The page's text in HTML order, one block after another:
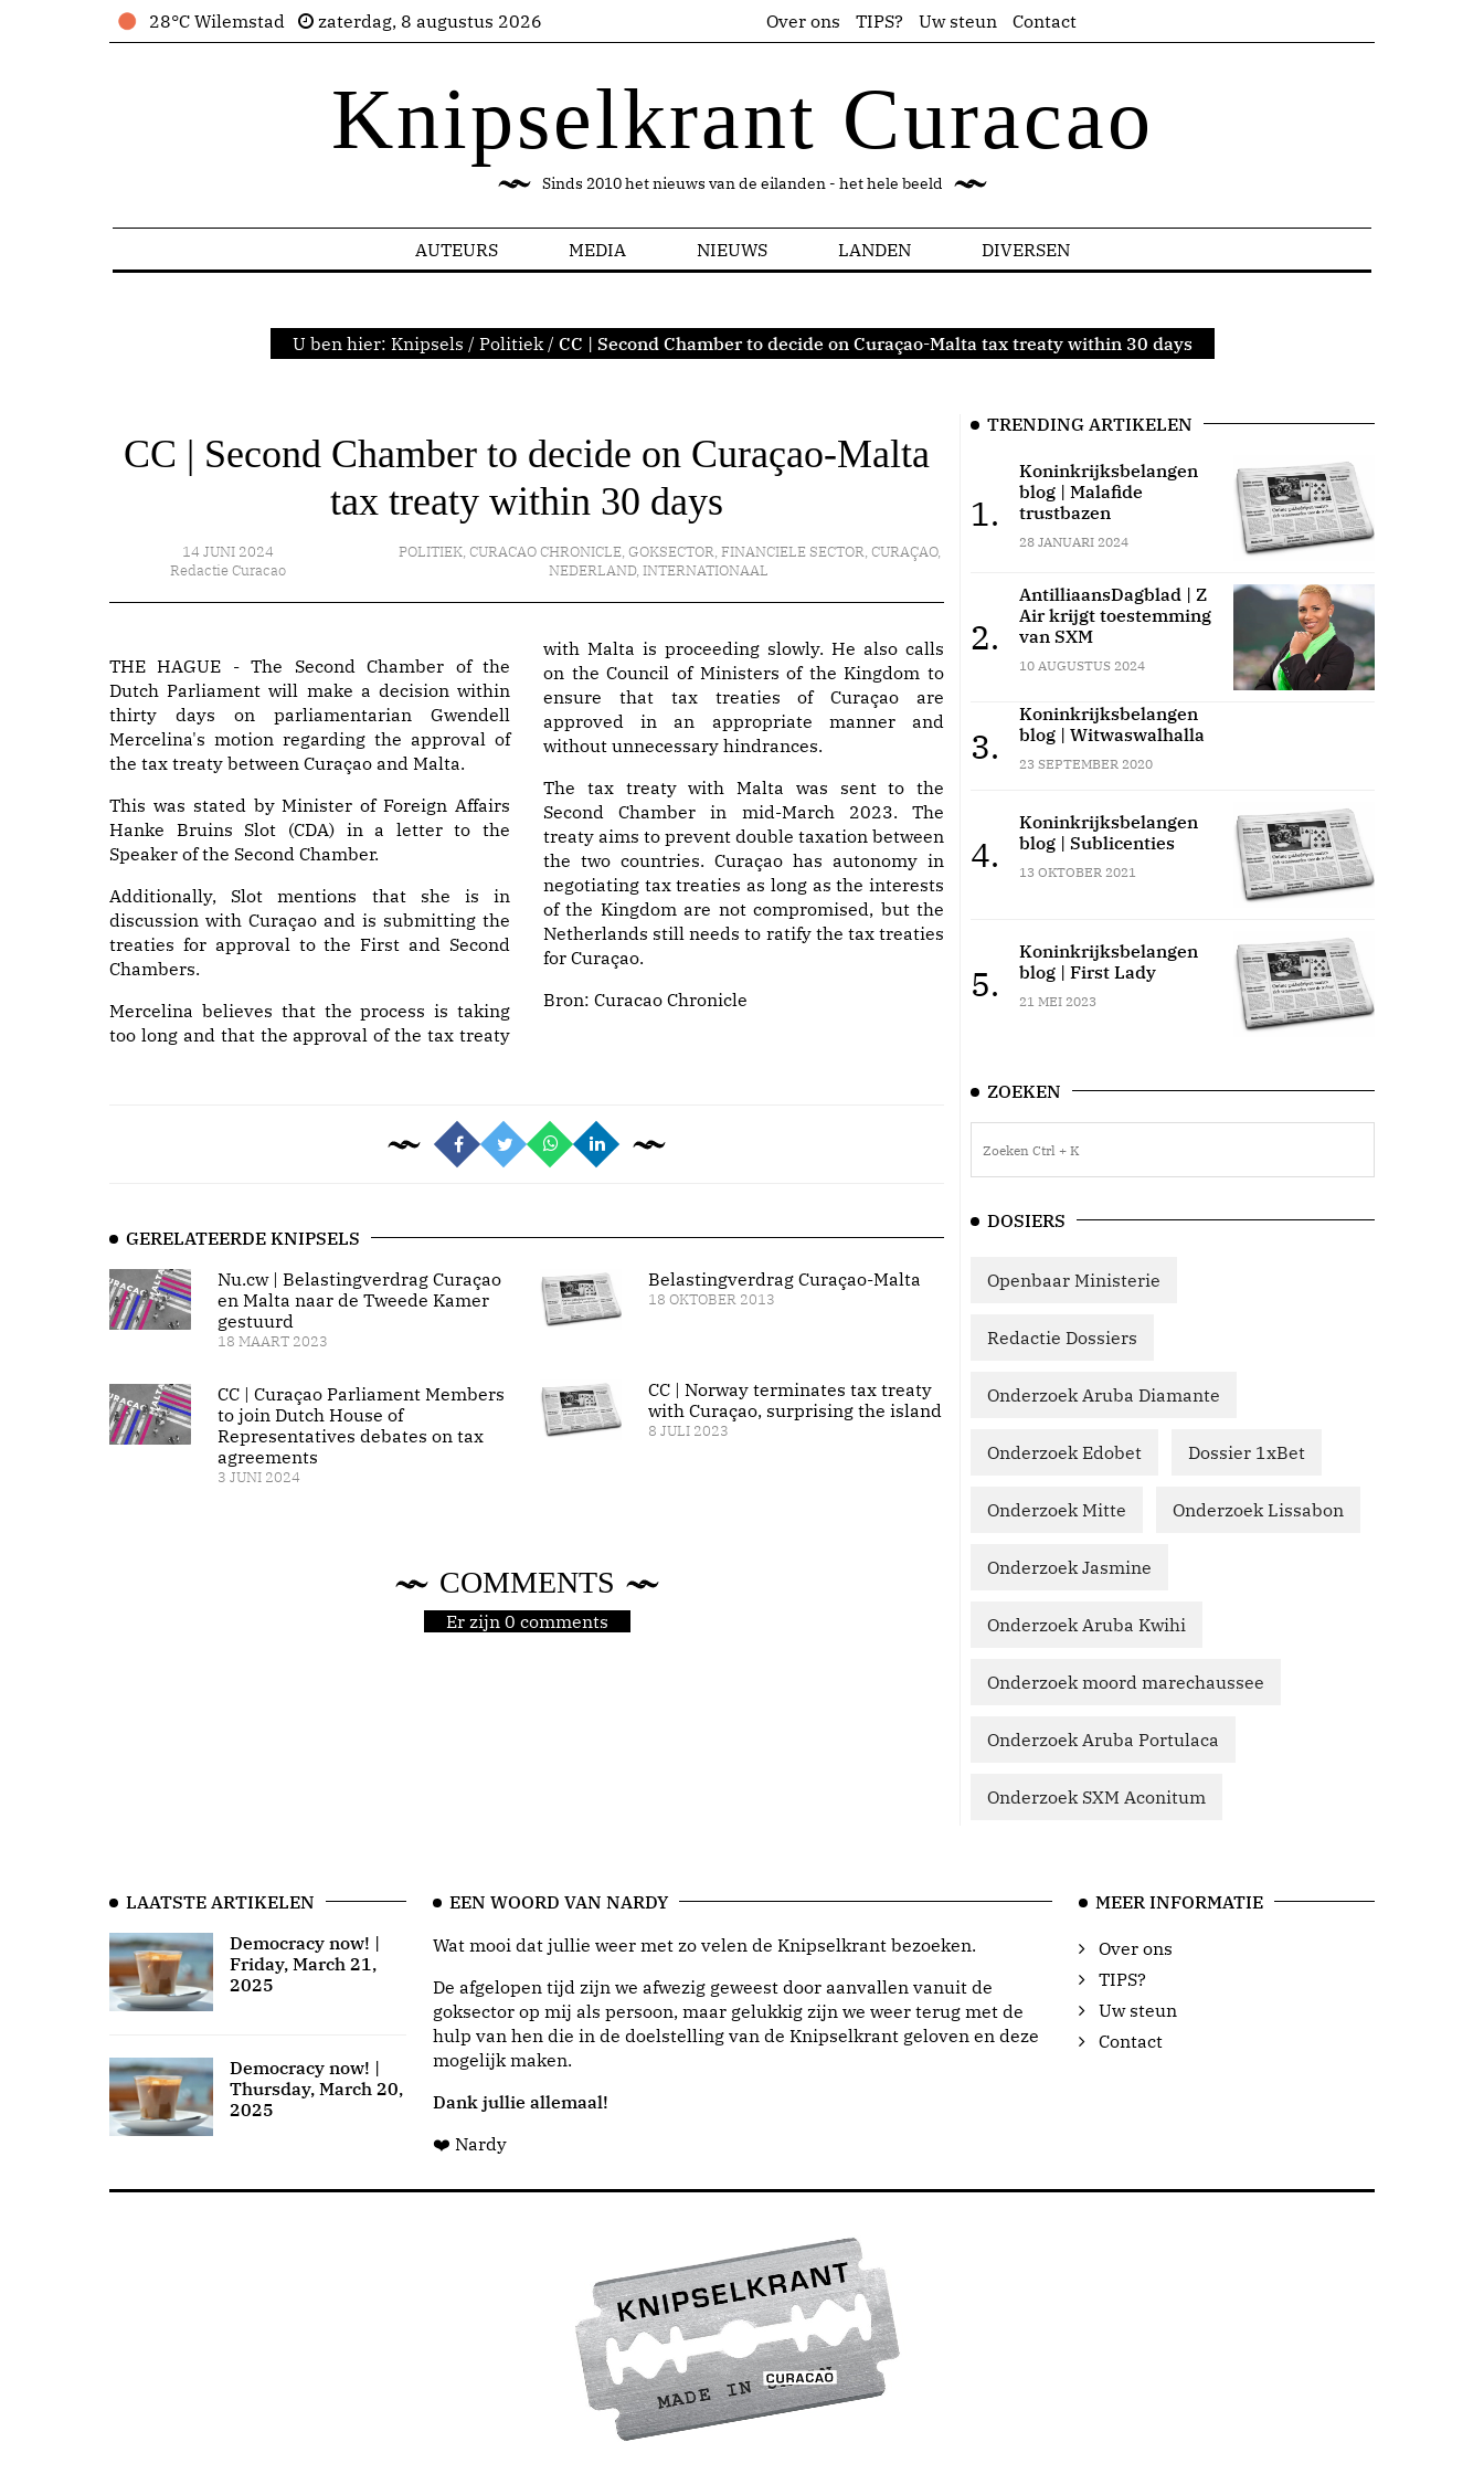
28°C Wilemstad zaterdag, 8 augustus 2026 Over ons TIPS? Uw steun Contact
Knipselkrant Curacao
Sinds 2010 het nieuws van de eilanden - het hele beeld
AUTEURS MEDIA NIEUWS LANDEN DIVERSEN
U ben hier: Knipsels / Politiek / CC | Second Chamber to decide on Curaçao-Malta tax treaty within 30 days
CC | Second Chamber to decide on Curaçao-Malta
tax treaty within 30 days
14 JUNI 2024
Redactie Curacao
POLITIEK,CURACAO CHRONICLE,GOKSECTOR,FINANCIELE SECTOR,CURAÇAO,
NEDERLAND,INTERNATIONAAL
THE HAGUE - The Second Chamber of the
Dutch Parliament will make a decision within
thirty days on parliamentarian Gwendell
Mercelina's motion regarding the approval of
the tax treaty between Curaçao and Malta.
This was stated by Minister of Foreign Affairs
Hanke Bruins Slot (CDA) in a letter to the
Speaker of the Second Chamber.
Additionally, Slot mentions that she is in
discussion with Curaçao and is submitting the
treaties for approval to the First and Second
Chambers.
Mercelina believes that the process is taking
too long and that the approval of the tax treaty
with Malta is proceeding slowly. He also calls
on the Council of Ministers of the Kingdom to
ensure that tax treaties of Curaçao are
approved in an appropriate manner and
without unnecessary hindrances.
The tax treaty with Malta was sent to the
Second Chamber in mid-March 2023. The
treaty aims to prevent double taxation between
the two countries. Curaçao has autonomy in
negotiating tax treaties as long as the interests
of the Kingdom are not compromised, but the
Netherlands still needs to ratify the tax treaties
for Curaçao.
Bron: Curacao Chronicle
GERELATEERDE KNIPSELS
Nu.cw | Belastingverdrag Curaçao
en Malta naar de Tweede Kamer
gestuurd
18 MAART 2023
CC | Curaçao Parliament Members
to join Dutch House of
Representatives debates on tax
agreements
3 JUNI 2024
Belastingverdrag Curaçao-Malta
18 OKTOBER 2013
CC | Norway terminates tax treaty
with Curaçao, surprising the island
8 JULI 2023
COMMENTS
Er zijn 0 comments
TRENDING ARTIKELEN
1.
Koninkrijksbelangen
blog | Malafide
trustbazen
28 JANUARI 2024
2.
AntilliaansDagblad | Z
Air krijgt toestemming
van SXM
10 AUGUSTUS 2024
3.
Koninkrijksbelangen
blog | Witwaswalhalla
23 SEPTEMBER 2020
4.
Koninkrijksbelangen
blog | Sublicenties
13 OKTOBER 2021
5.
Koninkrijksbelangen
blog | First Lady
21 MEI 2023
ZOEKEN
DOSIERS
Openbaar Ministerie
Redactie Dossiers
Onderzoek Aruba Diamante
Onderzoek Edobet Dossier 1xBet
Onderzoek Mitte Onderzoek Lissabon
Onderzoek Jasmine
Onderzoek Aruba Kwihi
Onderzoek moord marechaussee
Onderzoek Aruba Portulaca
Onderzoek SXM Aconitum
LAATSTE ARTIKELEN
Democracy now! |
Friday, March 21,
2025
Democracy now! |
Thursday, March 20,
2025
EEN WOORD VAN NARDY
Wat mooi dat jullie weer met zo velen de Knipselkrant bezoeken.
De afgelopen tijd zijn we afwezig geweest door aanvallen vanuit de
goksector op mij als persoon, maar gelukkig zijn we weer terug met de
hulp van hen die in de doelstelling van de Knipselkrant geloven en deze
mogelijk maken.
Dank jullie allemaal!
❤️ Nardy
MEER INFORMATIE
Over ons
TIPS?
Uw steun
Contact